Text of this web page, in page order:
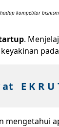
kompetitor
.
at E K R U